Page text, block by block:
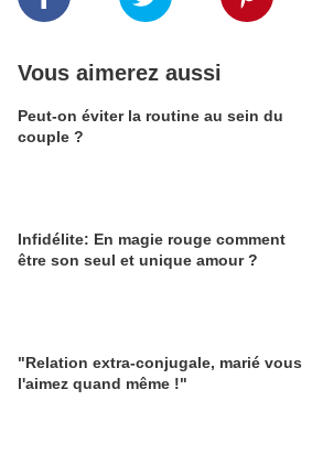
Vous aimerez aussi
Peut-on éviter la routine au sein du
couple ?
Infidélite: En magie rouge comment
être son seul et unique amour ?
"Relation extra-conjugale, marié vous
l'aimez quand même !"